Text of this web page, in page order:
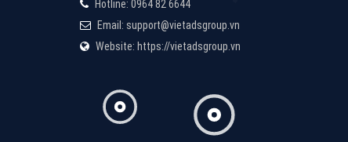
Hotline: 0964 82 6644
Email: support@vietadsgroup.vn
Website: https://vietadsgroup.vn